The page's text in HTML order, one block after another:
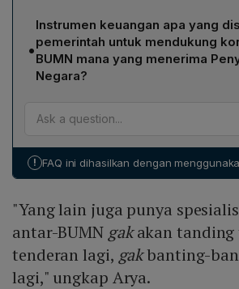
sehingga Waskita Karya dapat
anak usaha Hutama Karya dan
resmi.
Dalam rangka menghindari adu
BUMN karya akan diberikan
Dengan pembagian peran ini,
bersaing dalam tender yang sama,
•
Instrumen keuangan apa yang
pemerintah untuk mendukung
BUMN mana yang menerima
Negara?
Pemerintah menyiapkan
(PMN) sebesar Rp 18,6 triliun,
Waskita Karya. PMN tersebut
mengakuisisi aset‑aset Waskita
! FAQ ini dihasilkan dengan
"Yang lain juga punya
antar-BUMN gakakan tanding
tenderan lagi, gakbanting-
lagi," ungkap Arya.